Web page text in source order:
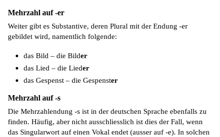
Mehrzahl auf -er
Weiter gibt es Substantive, deren Plural mit der Endung -er
gebildet wird, namentlich folgende:
das Bild – die Bilder
das Lied – die Lieder
das Gespenst – die Gespenster
Mehrzahl auf -s
Die Mehrzahlendung -s ist in der deutschen Sprache ebenfalls zu
finden. Häufig, aber nicht ausschliesslich ist dies der Fall, wenn
das Singularwort auf einen Vokal endet (ausser auf -e). In solchen